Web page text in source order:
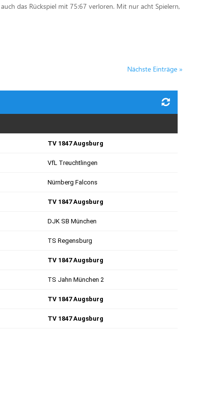
das Rückspiel mit 75:67 verloren. Mit nur acht Spielern,
Nächste Einträge »